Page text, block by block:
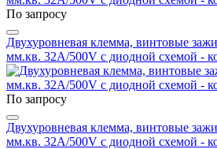
По запросу
Двухуровневая клемма, винтовые
мм.кв. 32A/500V с диодной схемой -
По запросу
Двухуровневая клемма, винтовые
мм.кв. 32A/500V с диодной схемой -